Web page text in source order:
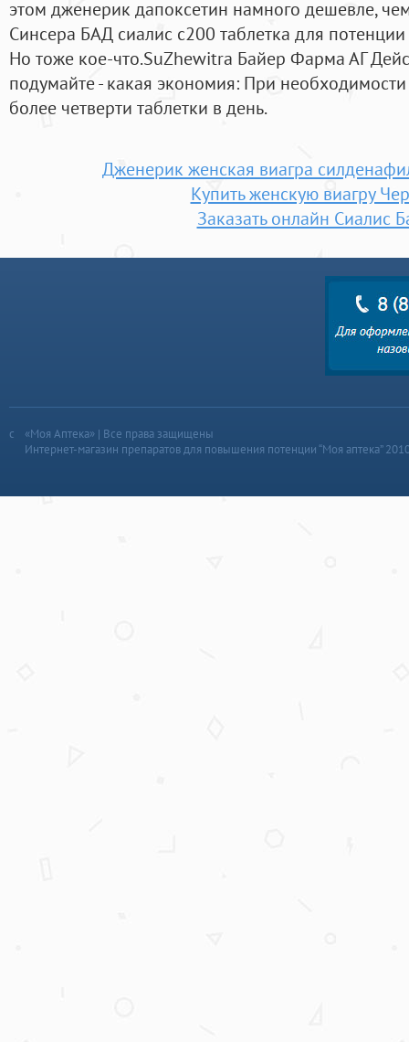
этом дженерик дапоксетин намного дешевле,
Синсера БАД сиалис с200 таблетка для
Но тоже кое-что.SuZhewitra Байер Фарма АГ
подумайте - какая экономия: При
более четверти таблетки в день.
Дженерик женская виагра
Купить женскую виагру
Заказать онлайн Сиалис
«Моя Аптека» | Все права защищены
Интернет-магазин препаратов для повышения потенции “Моя аптека”